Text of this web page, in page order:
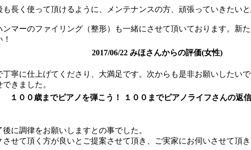
長く使って頂けるように、メンテナンスの方、頑張っていきたいと
マーのファイリング（整形）も一緒にさせて頂いております。新
2017/06/22 みほさんからの評価(女性)
寧に仕上げてくださり、大満足です。次からも是非お願いしたい
きました。
１００歳までピアノを弾こう！ １００までピアノライフさんの返信
に調律をお願いしますとの事でした。
せて頂く方が良いとご提案させて頂き、ご実家にお伺いさせて頂き